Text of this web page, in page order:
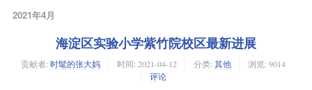
2021年4月
海淀区实验小学紫竹院校区最新进展
贡献者: 时髦的张大妈 时间: 2021-04-12 分类: 其他
浏览: 9014
评论